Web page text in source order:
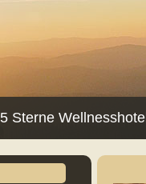
5 Sterne Wellnesshotel